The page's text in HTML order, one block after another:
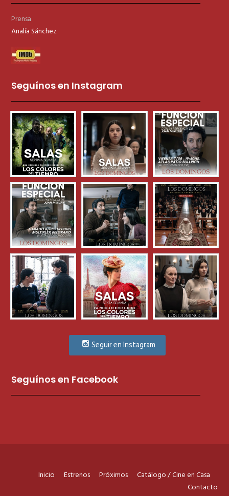
Prensa
Analía Sánchez
Seguínos en Instagram
Seguir en Instagram
Seguínos en Facebook
Inicio Estrenos Próximos
Catálogo / Cine en Casa
Contacto